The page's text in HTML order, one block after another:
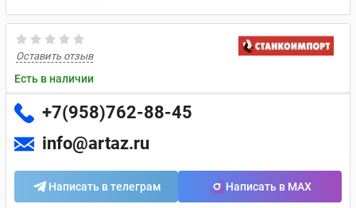
Оставить отзыв
Есть в наличии
+7(958)762-88-45
info@artaz.ru
Написать в телеграм Написать в MAX